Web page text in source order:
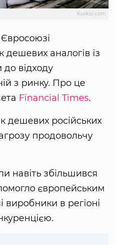
Kurkul.com
аналогів із
до відходу
з ринку. Про це
Financial Times.
дешевих російських
продовольчу
навіть збільшився
європейським
в регіоні